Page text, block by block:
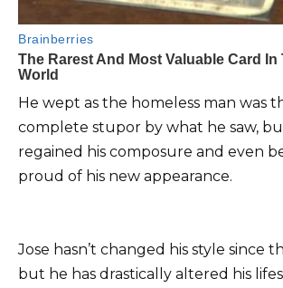
He wept as the homeless man was
complete stupor by what he saw,
regained his composure and even
proud of his new appearance.
Jose hasn’t changed his style since
but he has drastically altered his